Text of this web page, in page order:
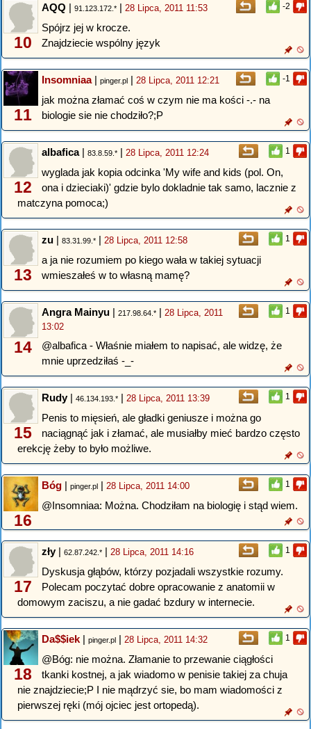
-2
10
AQQ | 91.123.172.* | 28 Lipca, 2011 11:53
Spójrz jej w krocze.
Znajdziecie wspólny język
-1
11
Insomniaa| pinger.pl | 28 Lipca, 2011 12:21
jak można złamać coś w czym nie ma kości -.- na
biologie sie nie chodziło?;P
1
12
albafica| 83.8.59.* | 28 Lipca, 2011 12:24
wyglada jak kopia odcinka 'My wife and kids (pol. On,
ona i dzieciaki)' gdzie bylo dokladnie tak samo, lacznie z
matczyna pomoca;)
1
13
zu | 83.31.99.* | 28 Lipca, 2011 12:58
a ja nie rozumiem po kiego wała w takiej sytuacji
wmieszałeś w to własną mamę?
1
14
Angra Mainyu | 217.98.64.* | 28 Lipca, 2011
13:02
@albafica - Właśnie miałem to napisać, ale widzę, że
mnie uprzedziłaś -_-
1
15
Rudy| 46.134.193.* | 28 Lipca, 2011 13:39
Penis to mięsień, ale gładki geniusze i można go
naciągnąć jak i złamać, ale musiałby mieć bardzo często
erekcję żeby to było możliwe.
1
16
Bóg | pinger.pl | 28 Lipca, 2011 14:00
@Insomniaa: Można. Chodziłam na biologię i stąd wiem.
1
17
zły| 62.87.242.* | 28 Lipca, 2011 14:16
Dyskusja głąbów, którzy pozjadali wszystkie rozumy.
Polecam poczytać dobre opracowanie z anatomii w
domowym zaciszu, a nie gadać bzdury w internecie.
1
18
Da$$iek | pinger.pl | 28 Lipca, 2011 14:32
@Bóg: nie można. Złamanie to przewanie ciągłości
tkanki kostnej, a jak wiadomo w penisie takiej za chuja
nie znajdziecie;P I nie mądrzyć sie, bo mam wiadomości z
pierwszej ręki (mój ojciec jest ortopedą).